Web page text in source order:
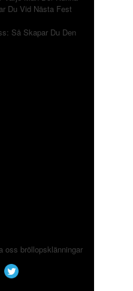
Du Vid Nästa Fest
Så Skapar Du Den
oss bröllopsklänningar